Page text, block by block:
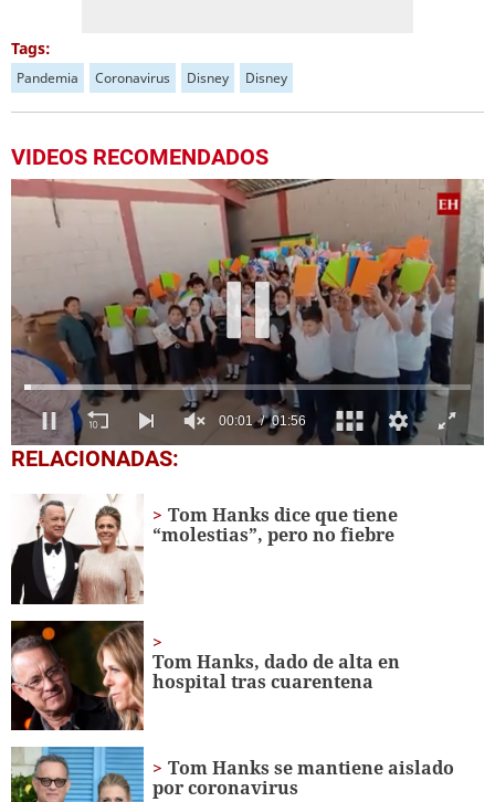
Tags:
Pandemia Coronavirus Disney Disney
VIDEOS RECOMENDADOS
0
of
minute,
seconds
RELACIONADAS:
Tom Hanks dice que tiene
“molestias”, pero no fiebre
Tom Hanks, dado de alta en
hospital tras cuarentena
Tom Hanks se mantiene aislado
por coronavirus